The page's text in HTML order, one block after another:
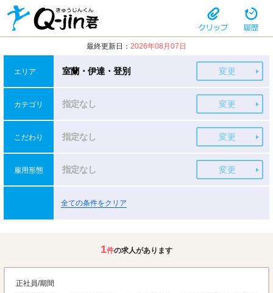
最終更新日： 2026年08月07日
エリア 変更
室蘭・伊達・登別
カテゴリ 変更
指定なし
こだわり 変更
指定なし
雇用形態 変更
指定なし
全ての条件をクリア
1件の求人があります
正社員/期間